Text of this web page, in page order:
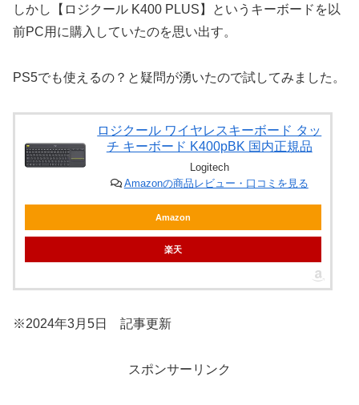
しかし【ロジクール K400 PLUS】というキーボードを以
前PC用に購入していたのを思い出す。
PS5でも使えるの？と疑問が湧いたので試してみました。
ロジクール ワイヤレスキーボード タッ
チ キーボード K400pBK 国内正規品
Logitech
Amazonの商品レビュー・口コミを見る
Amazon
楽天
※2024年3月5日 記事更新
スポンサーリンク